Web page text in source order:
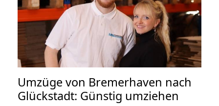
Umzüge von Bremerhaven nach
Glückstadt: Günstig umziehen